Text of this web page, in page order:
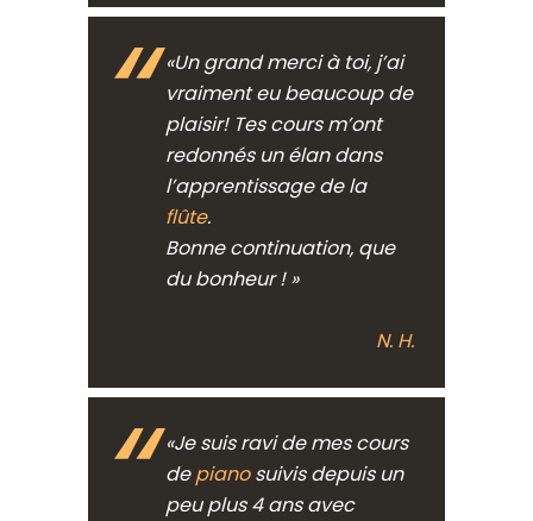
«Un grand merci à toi, j’ai
vraiment eu beaucoup de
plaisir! Tes cours m’ont
redonnés un élan dans
l’apprentissage de la
flûte.
Bonne continuation, que
du bonheur ! »
N. H.
«Je suis ravi de mes cours
depianosuivis depuis un
peu plus 4 ans avec